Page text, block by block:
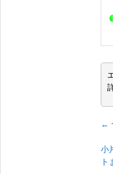
←
小
ト